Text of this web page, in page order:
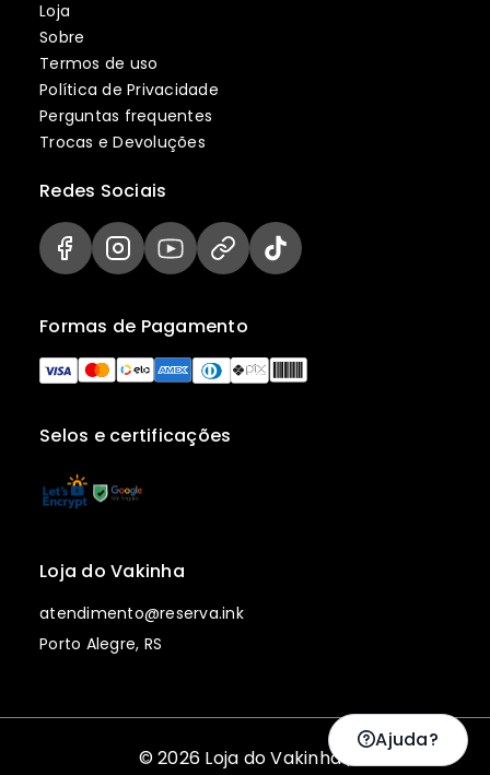
Loja
Sobre
Termos de uso
Política de Privacidade
Perguntas frequentes
Trocas e Devoluções
Selos e certificações
Formas de Pagamento
Redes Sociais
Loja do Vakinha
atendimento@reserva.ink
Porto Alegre, RS
© 2026 Loja do Vakinha |
Ajuda?